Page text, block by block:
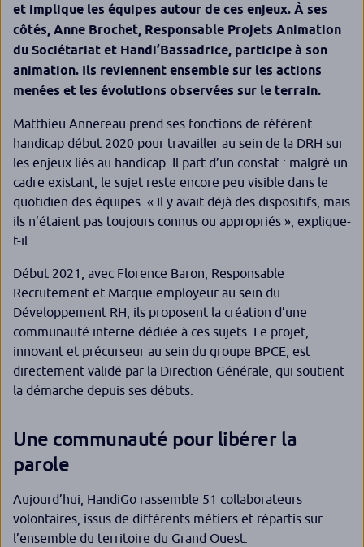
et implique les équipes autour de ces enjeux. À ses
côtés, Anne Brochet, Responsable Projets Animation
du Sociétariat et Handi’Bassadrice, participe à son
animation. Ils reviennent ensemble sur les actions
menées et les évolutions observées sur le terrain.
Matthieu Annereau prend ses fonctions de référent
handicap début 2020 pour travailler au sein de la DRH sur
les enjeux liés au handicap. Il part d’un constat : malgré un
cadre existant, le sujet reste encore peu visible dans le
quotidien des équipes. « Il y avait déjà des dispositifs, mais
ils n’étaient pas toujours connus ou appropriés », explique-
t-il.
Début 2021, avec Florence Baron, Responsable
Recrutement et Marque employeur au sein du
Développement RH, ils proposent la création d’une
communauté interne dédiée à ces sujets. Le projet,
innovant et précurseur au sein du groupe BPCE, est
directement validé par la Direction Générale, qui soutient
la démarche depuis ses débuts.
Une communauté pour libérer la
parole
Aujourd’hui, HandiGo rassemble 51 collaborateurs
volontaires, issus de différents métiers et répartis sur
l’ensemble du territoire du Grand Ouest.